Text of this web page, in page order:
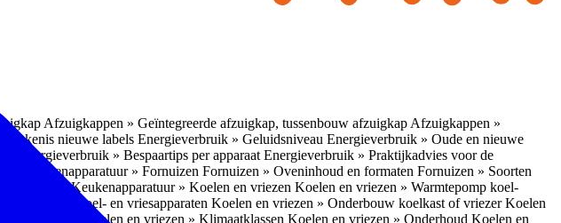
Afzuigkappen » Geïntegreerde afzuigkap, tussenbouw afzuigkap Afzuigkappen »
nieuwe labels Energieverbruik » Geluidsniveau Energieverbruik » Oude en nieuwe
Energieverbruik » Bespaartips per apparaat Energieverbruik » Praktijkadvies voor de
Keukenapparatuur » Fornuizen Fornuizen » Oveninhoud en formaten Fornuizen » Soorten
Keukenapparatuur » Koelen en vriezen Koelen en vriezen » Warmtepomp koel-
Vrijstaande koel- en vriesapparaten Koelen en vriezen » Onderbouw koelkast of vriezerKoelen
Koelen en vriezen » Klimaatklassen Koelen en vriezen » Onderhoud Koelen en